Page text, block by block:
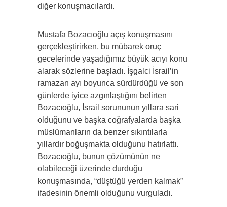
diğer konuşmacılardı.
Mustafa Bozacıoğlu açış konuşmasını
gerçekleştirirken, bu mübarek oruç
gecelerinde yaşadığımız büyük acıyı konu
alarak sözlerine başladı. İşgalci İsrail’in
ramazan ayı boyunca sürdürdüğü ve son
günlerde iyice azgınlaştığını belirten
Bozacıoğlu, İsrail sorununun yıllara sari
olduğunu ve başka coğrafyalarda başka
müslümanların da benzer sıkıntılarla
yıllardır boğuşmakta olduğunu hatırlattı.
Bozacıoğlu, bunun çözümünün ne
olabileceği üzerinde durduğu
konuşmasında, “düştüğü yerden kalmak”
ifadesinin önemli olduğunu vurguladı.